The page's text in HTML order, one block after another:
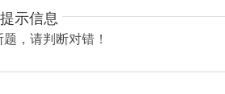
提示信息
题，请判断对错！